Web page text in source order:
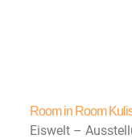
Room in Room
Eiswelt –